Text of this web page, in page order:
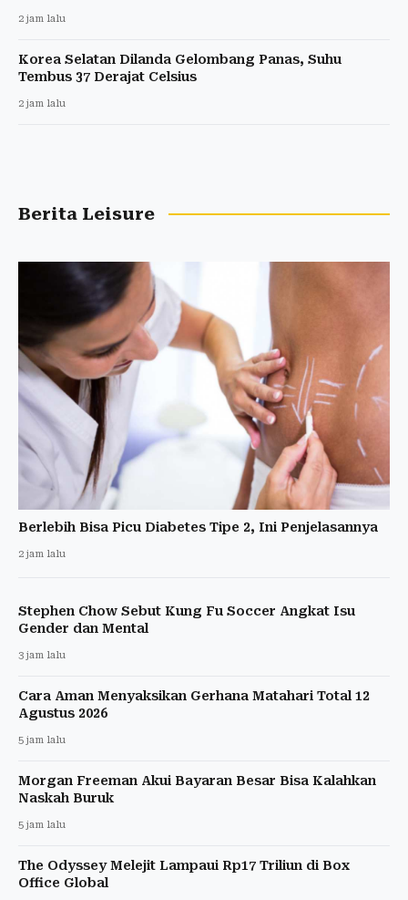
2 jam lalu
Korea Selatan Dilanda Gelombang Panas, Suhu
Tembus 37 Derajat Celsius
2 jam lalu
Berita Leisure
Berlebih Bisa Picu Diabetes Tipe 2, Ini Penjelasannya
2 jam lalu
Stephen Chow Sebut Kung Fu Soccer Angkat Isu
Gender dan Mental
3 jam lalu
Cara Aman Menyaksikan Gerhana Matahari Total 12
Agustus 2026
5 jam lalu
Morgan Freeman Akui Bayaran Besar Bisa Kalahkan
Naskah Buruk
5 jam lalu
The Odyssey Melejit Lampaui Rp17 Triliun di Box
Office Global